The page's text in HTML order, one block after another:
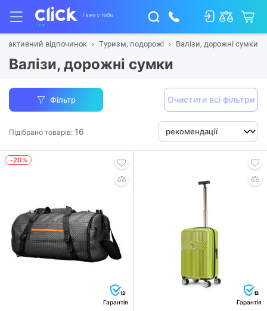
активний відпочинок Туризм, подорожі Валізи, дорожні сумки
Валізи, дорожні сумки
Фільтр Очистити всі фільтри
Підібрано товарів: 16
-20%
12
Гарантія
12
Гарантія